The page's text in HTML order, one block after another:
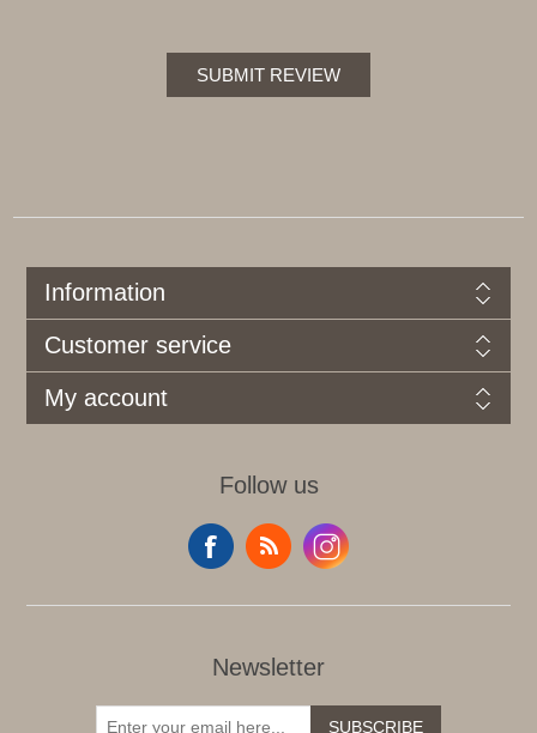
SUBMIT REVIEW
Information
Customer service
My account
Follow us
Newsletter
SUBSCRIBE